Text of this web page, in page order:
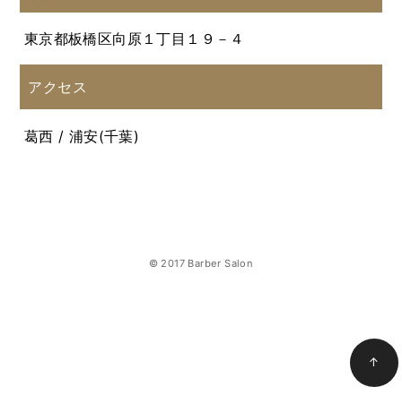
東京都板橋区向原１丁目１９－４
アクセス
葛西 / 浦安(千葉)
© 2017 Barber Salon
↑